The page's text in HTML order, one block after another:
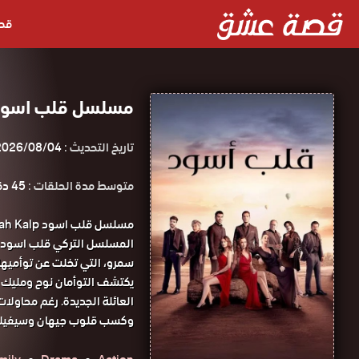
مسلسل قلب
تاريخ التحديث :08/04
متوسط مدة الحلقات :45 دقيقة
المسلسل التركي قلب
سمرو، التي تخلت عن
يكتشف التوأمان نوح ومليك
العائلة الجديدة. رغم
وكسب قلوب جيهان